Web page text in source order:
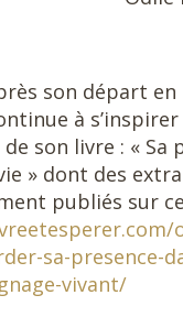
son départ en
à
de son livre : « Sa
» dont des
publiés sur
sa-presence-
vivant/